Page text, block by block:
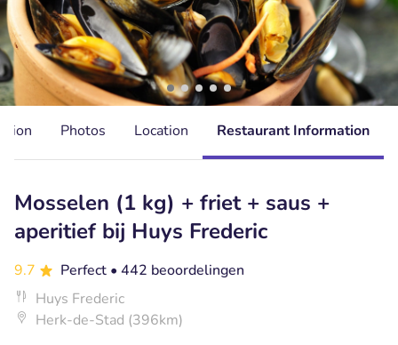
Photos Location Restaurant Information
Mosselen (1 kg) + friet + saus +
aperitief bij Huys Frederic
9.7 Perfect • 442 beoordelingen
Huys Frederic
Herk-de-Stad (396km)